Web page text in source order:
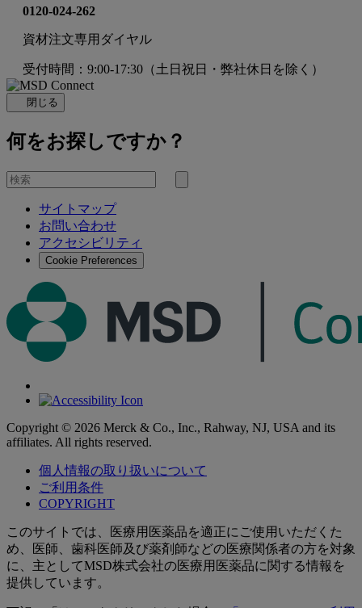
0120-024-262
資材注文専用ダイヤル
受付時間：9:00-17:30 （土日祝日・弊社休日を除く）
閉じる
何をお探しですか？
を
検
サイトマップ
お問い合わせ
アクセシビリティ
Cookie Preferences
Copyright © 2026 Merck & Co., Inc., Rahway, NJ, USA and its
affiliates. All rights reserved.
個人情報の取り扱いについて
ご利用条件
COPYRIGHT
このサイトでは、医療用医薬品を適正にご使用いただくた
め、医師、歯科医師及び薬剤師などの医療関係者の方を対象
に、主としてMSD株式会社の医療用医薬品に関する情報を
提供しています。